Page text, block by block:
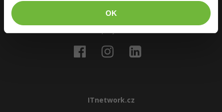
OK
Kybernetická bezpečnost
Učíme národ IT
ITnetwork.cz